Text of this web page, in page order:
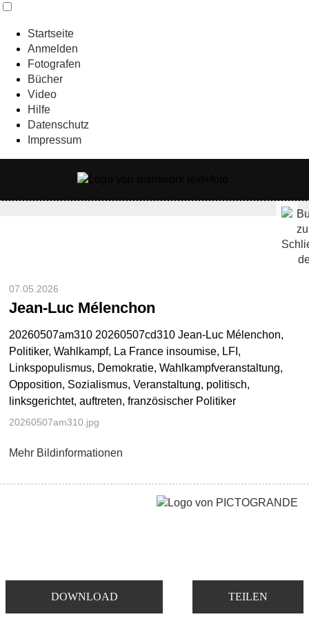
Startseite
Anmelden
Fotografen
Bücher
Video
Hilfe
Datenschutz
Impressum
DOWNLOAD TEILEN
07.05.2026
Jean-Luc Mélenchon
20260507am310 20260507cd310 Jean-Luc Mélenchon,
Politiker, Wahlkampf, La France insoumise, LFI,
Linkspopulismus, Demokratie, Wahlkampfveranstaltung,
Opposition, Sozialismus, Veranstaltung, politisch,
linksgerichtet, auftreten, französischer Politiker
20260507am310.jpg
Mehr Bildinformationen